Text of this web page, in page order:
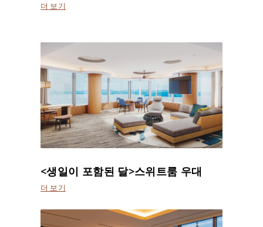
더 보기
<생일이 포함된 달>스위트룸 우대
더 보기